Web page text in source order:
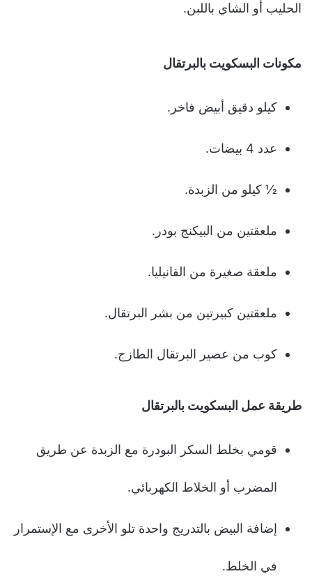
الحليب أو الشاي باللبن.
مكونات البسكويت بالبرتقال
كيلو دقيق أبيض فاخر.
عدد 4 بيضات.
½ كيلو من الزبدة.
ملعقتين من البيكنج بودر.
ملعقة صغيرة من الفانيليا.
ملعقتين كبيرتين من بشر البرتقال.
كوب من عصير البرتقال الطازج.
طريقة عمل البسكويت بالبرتقال
قومي بخلط السكر البودرة مع الزبدة عن طريق
المضرب أو الخلاط الكهربائي.
إضافة البيض بالتدريج واحدة تلو الأخرى مع الإستمرار
في الخلط.